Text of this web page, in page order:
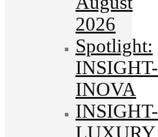
2026
Spotlight:
INSIGHT-
INOVA
INSIGHT-
LUXURY